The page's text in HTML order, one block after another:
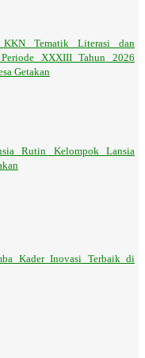
KKN Tematik Literasi dan
XXXIII Tahun 2026
Getakan
Rutin Kelompok Lansia
Kader Inovasi Terbaik di